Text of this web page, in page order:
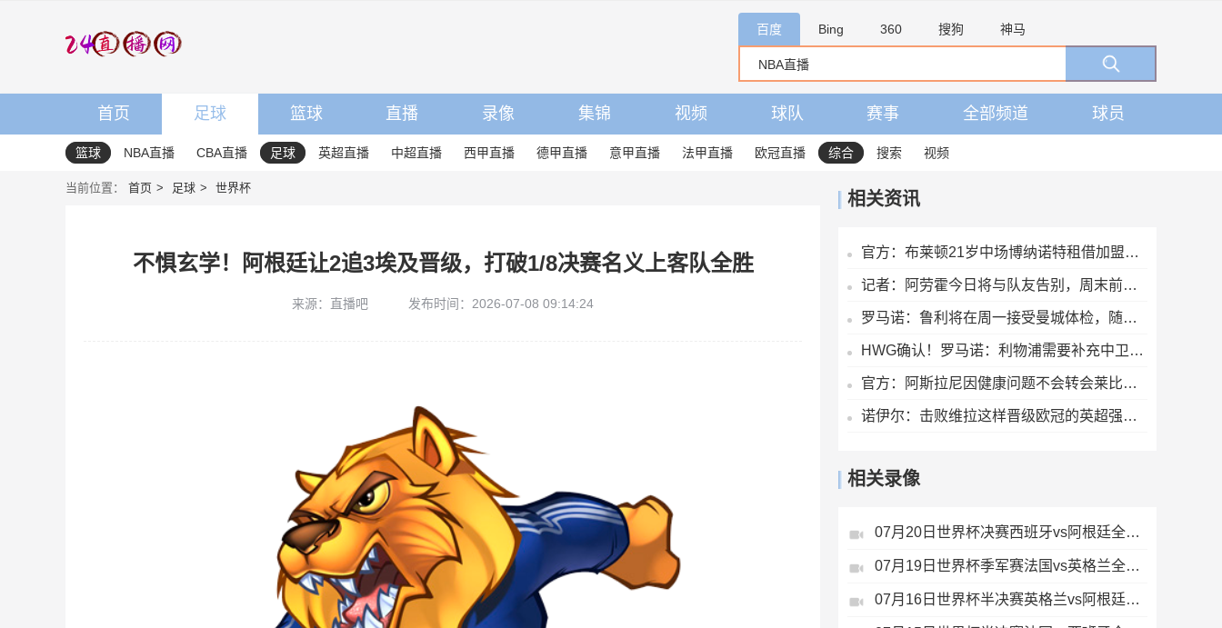
百度 Bing 360 搜狗 神马
首页 足球 篮球 直播 录像 集锦 视频 球队 赛事 全部频道 球员
篮球 NBA直播 CBA直播 足球 英超直播 中超直播 西甲直播 德甲直播 意甲直播 法甲直播 欧冠直播 综合 搜索 视频
当前位置： 首页 足球 世界杯
不惧玄学！阿根廷让2追3埃及晋级，打破1/8决赛名义上客队全胜
来源：直播吧 发布时间：2026-07-08 09:14:24
相关资讯
官方：布莱顿21岁中场博纳诺特租借加盟埃尔切，期限为一年
记者：阿劳霍今日将与队友告别，周末前往英格兰租借加盟利物浦
罗马诺：鲁利将在周一接受曼城体检，随后官宣
HWG确认！罗马诺：利物浦需要补充中卫深度，如今出手签下阿劳霍
官方：阿斯拉尼因健康问题不会转会莱比锡，将留在霍芬海姆
诺伊尔：击败维拉这样晋级欧冠的英超强队，很重要
相关录像
07月20日世界杯决赛西班牙vs阿根廷全场录像
07月19日世界杯季军赛法国vs英格兰全场录像
07月16日世界杯半决赛英格兰vs阿根廷全场录像